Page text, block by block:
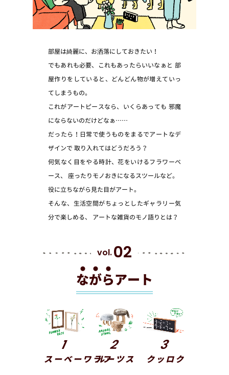
部屋は綺麗に、お洒落にしておきたい！
でもあれも必要、これもあったらいいなぁと 部
屋作りをしていると、どんどん物が増えていっ
てしまうもの。
これがアートピースなら、いくらあっても 邪魔
にならないのだけどなぁ……
だったら！日常で使うものをまるでアートなデ
ザインで 取り入れてはどうだろう？
何気なく目をやる時計、花をいけるフラワーベ
ース、
座ったりモノおきになるスツールなど。
役に立ちながら見た目がアート。
そんな、生活空間がちょっとしたギャラリー気
分で楽しめる、
アートな雑貨のモノ語りとは？
vol.02
ながらアート
1
フラワー
ベース
2
スツール
3
クロック